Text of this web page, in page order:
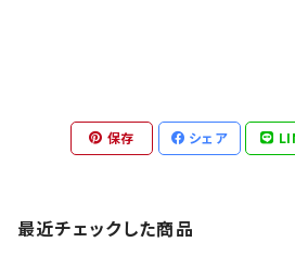
保存 シェア
最近チェックした商品